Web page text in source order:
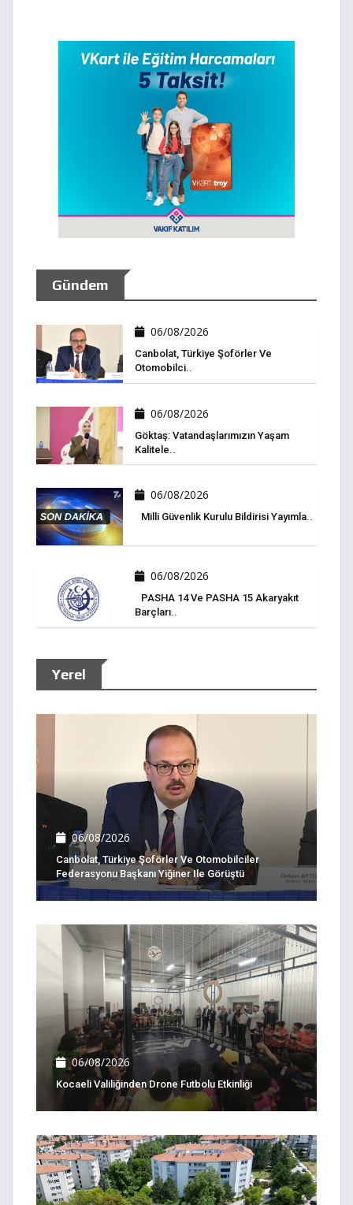
Gündem
06/08/2026
Canbolat, Türkiye Şoförler Ve
Otomobilci..
06/08/2026
Göktaş: Vatandaşlarımızın Yaşam
Kalitele..
06/08/2026
Milli Güvenlik Kurulu Bildirisi Yayımla..
06/08/2026
PASHA 14 Ve PASHA 15 Akaryakıt
Barçları..
Yerel
06/08/2026
Canbolat, Türkiye Şoförler Ve Otomobilciler
Federasyonu Başkanı Yiğiner Ile Görüştü
06/08/2026
Kocaeli Valiliğinden Drone Futbolu Etkinliği